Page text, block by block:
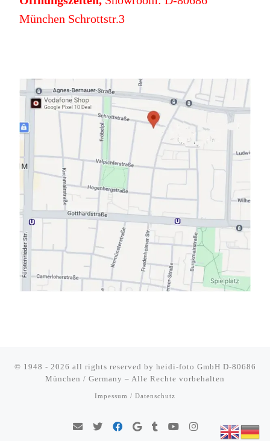
München Schrottstr.3
© 1948 - 2026 all rights reserved by heidi-foto GmbH D-80686
München / Germany – Alle Rechte vorbehalten
Impessum / Datenschutz